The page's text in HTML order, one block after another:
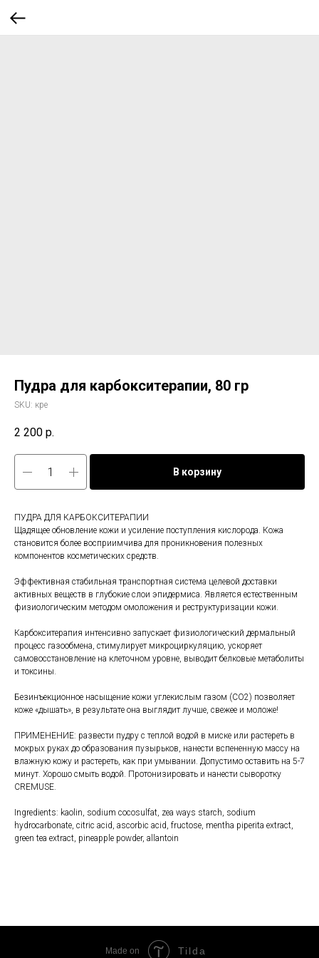
Пудра для карбокситерапии, 80 гр
SKU: кре
2 200 р.
В корзину
ПУДРА ДЛЯ КАРБОКСИТЕРАПИИ
Щадящее обновление кожи и усиление поступления кислорода. Кожа
становится более восприимчива для проникновения полезных
компонентов косметических средств.
Эффективная стабильная транспортная система целевой доставки
активных веществ в глубокие слои эпидермиса. Является естественным
физиологическим методом омоложения и реструктуризации кожи.
Карбокситерапия интенсивно запускает физиологический дермальный
процесс газообмена, стимулирует микроциркуляцию, ускоряет
самовосстановление на клеточном уровне, выводит белковые метаболиты
и токсины.
Безинъекционное насыщение кожи углекислым газом (CO2) позволяет
коже «дышать», в результате она выглядит лучше, свежее и моложе!
ПРИМЕНЕНИЕ: развести пудру с теплой водой в миске или растереть в
мокрых руках до образования пузырьков, нанести вспененную массу на
влажную кожу и растереть, как при умывании. Допустимо оставить на 5-7
минут. Хорошо смыть водой. Протонизировать и нанести сыворотку
CREMUSE.
Ingredients: kaolin, sodium cocosulfat, zea ways starch, sodium
hydrocarbonate, citric acid, ascorbic acid, fructose, mentha piperita extract,
green tea extract, pineapple powder, allantoin
Made on Tilda